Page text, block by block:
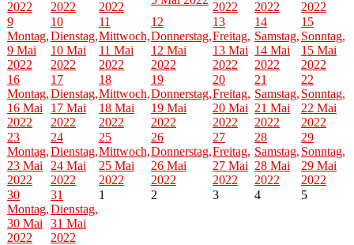
2022
2022
2022
2022
2022
2022
9
Montag,
9 Mai
2022
10
Dienstag,
10 Mai
2022
11
Mittwoch,
11 Mai
2022
12
Donnerstag,
12 Mai
2022
13
Freitag,
13 Mai
2022
14
Samstag,
14 Mai
2022
15
Sonntag,
15 Mai
2022
16
Montag,
16 Mai
2022
17
Dienstag,
17 Mai
2022
18
Mittwoch,
18 Mai
2022
19
Donnerstag,
19 Mai
2022
20
Freitag,
20 Mai
2022
21
Samstag,
21 Mai
2022
22
Sonntag,
22 Mai
2022
23
Montag,
23 Mai
2022
24
Dienstag,
24 Mai
2022
25
Mittwoch,
25 Mai
2022
26
Donnerstag,
26 Mai
2022
27
Freitag,
27 Mai
2022
28
Samstag,
28 Mai
2022
29
Sonntag,
29 Mai
2022
30
Montag,
30 Mai
2022
31
Dienstag,
31 Mai
2022
1 2 3 4 5